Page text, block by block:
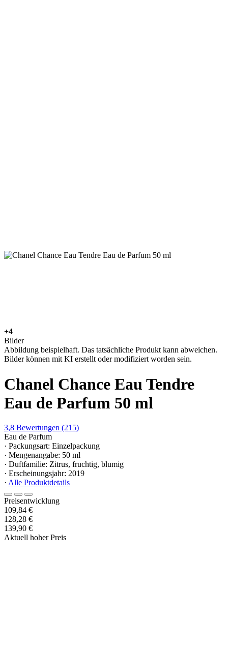
+4
Bilder
Abbildung beispielhaft. Das tatsächliche Produkt kann abweichen.
Bilder können mit KI erstellt oder modifiziert worden sein.
Chanel Chance Eau Tendre
Eau de Parfum 50 ml
3,8 Bewertungen (215)
Eau de Parfum
· Packungsart: Einzelpackung
· Mengenangabe: 50 ml
· Duftfamilie: Zitrus, fruchtig, blumig
· Erscheinungsjahr: 2019
· Alle Produktdetails
Preisentwicklung
109,84 €
128,28 €
139,90 €
Aktuell hoher Preis